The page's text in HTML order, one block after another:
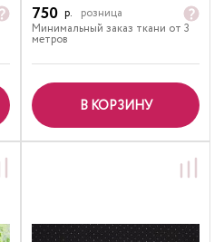
750 р.
розница
Минимальный заказ ткани от 3
метров
В КОРЗИНУ